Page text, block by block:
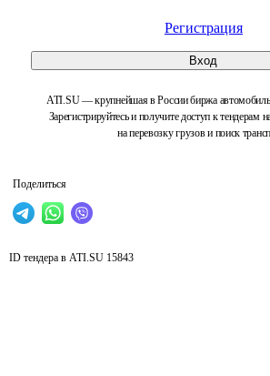
Регистрация
Вход
ATI.SU — крупнейшая в России биржа
Зарегистрируйтесь и получите доступ к тендерам
на перевозку грузов и поиск
Поделиться
ID тендера в ATI.SU 15843